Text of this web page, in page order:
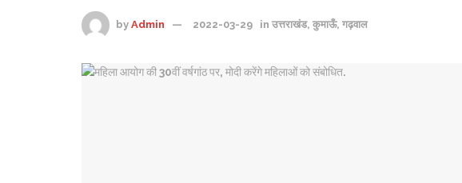
by Admin 2022-03-29 in उत्तराखंड, कुमाऊँ, गढ़वाल